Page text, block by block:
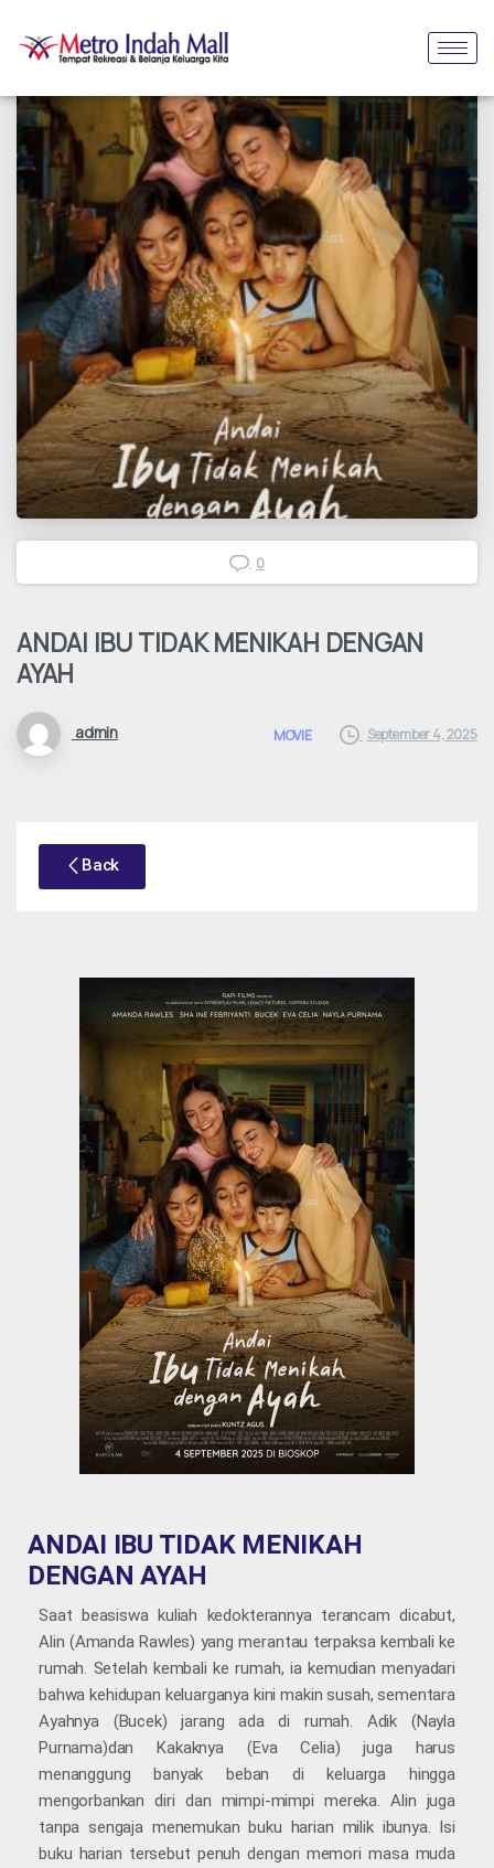
0
ANDAI IBU TIDAK MENIKAH DENGAN
AYAH
admin MOVIE September 4, 2025
Back
ANDAI IBU TIDAK MENIKAH
DENGAN AYAH
Saat beasiswa kuliah kedokterannya terancam dicabut,
Alin (Amanda Rawles) yang merantau terpaksa kembali ke
rumah. Setelah kembali ke rumah, ia kemudian menyadari
bahwa kehidupan keluarganya kini makin susah, sementara
Ayahnya (Bucek) jarang ada di rumah. Adik (Nayla
Purnama)dan Kakaknya (Eva Celia) juga harus
menanggung banyak beban di keluarga hingga
mengorbankan diri dan mimpi-mimpi mereka. Alin juga
tanpa sengaja menemukan buku harian milik ibunya. Isi
buku harian tersebut penuh dengan memori masa muda